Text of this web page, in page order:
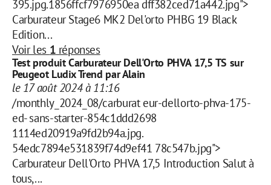
395.jpg.1856ffcf7976950ea dff382ced71a442.jpg">
Carburateur Stage6 MK2 Del'orto PHBG 19 Black
Edition...
Voir les 1 réponses
Test produit Carburateur Dell'Orto PHVA 17,5 TS sur
Peugeot Ludix Trend par Alain
le 17 août 2024 à 11:16
/monthly_2024_08/carburat eur-dellorto-phva-175-
ed- sans-starter-854c1ddd2698
1114ed20919a9fd2b94a.jpg.
54edc7894e531839f74d9ef41 78c547b.jpg">
Carburateur Dell'Orto PHVA 17,5 Introduction Salut à
tous,...